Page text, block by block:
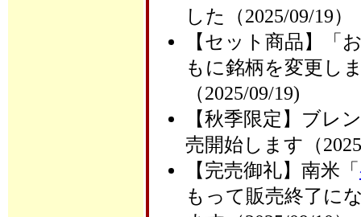
した（2025/09/19）
【セット商品】「
もに銘柄を変更し
（2025/09/19)
【秋季限定】ブレ
売開始します（
【完売御礼】南米「
もって販売終了に